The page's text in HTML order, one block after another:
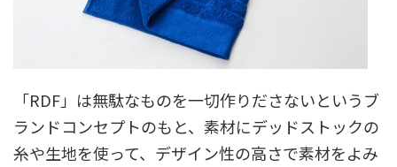
「RDF」は無駄なものを一切作りださないというブ
ランドコンセプトのもと、素材にデッドストックの
糸や生地を使って、デザイン性の高さで素材をよみ